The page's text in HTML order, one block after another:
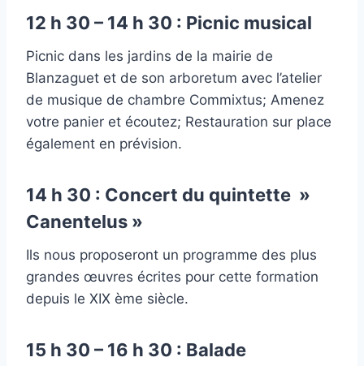
12 h 30 – 14 h 30 : Picnic musical
Picnic dans les jardins de la mairie de
Blanzaguet et de son arboretum avec l’atelier
de musique de chambre Commixtus; Amenez
votre panier et écoutez; Restauration sur place
également en prévision.
14 h 30 : Concert du quintette »
Canentelus »
Ils nous proposeront un programme des plus
grandes œuvres écrites pour cette formation
depuis le XIX ème siècle.
15 h 30 – 16 h 30 : Balade